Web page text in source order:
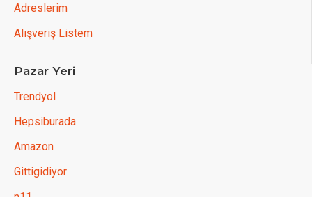
Adreslerim
Alışveriş Listem
Pazar Yeri
Trendyol
Hepsiburada
Amazon
Gittigidiyor